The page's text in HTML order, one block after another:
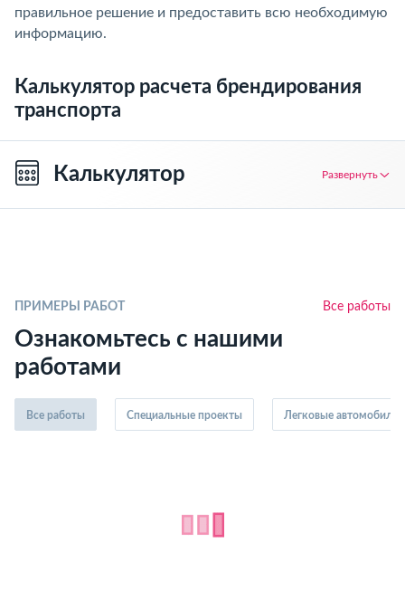
правильное решение и предоставить всю необходимую
информацию.
Калькулятор расчета брендирования
транспорта
Калькулятор Развернуть
ПРИМЕРЫ РАБОТ Все работы
Ознакомьтесь с нашими
работами
Все работы Специальные проекты Легковые автомобили